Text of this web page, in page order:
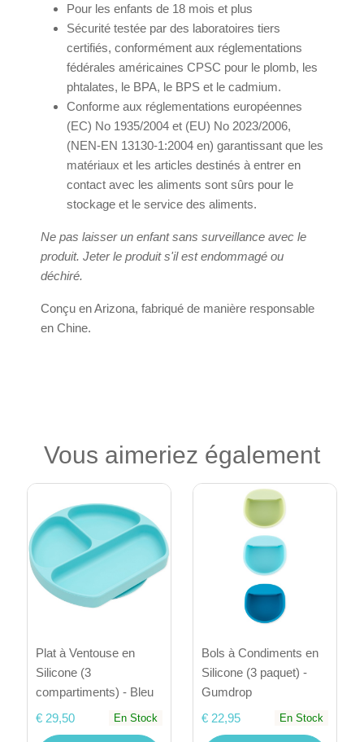
Pour les enfants de 18 mois et plus
Sécurité testée par des laboratoires tiers
certifiés, conformément aux réglementations
fédérales américaines CPSC pour le plomb, les
phtalates, le BPA, le BPS et le cadmium.
Conforme aux réglementations européennes
(EC) No 1935/2004 et (EU) No 2023/2006,
(NEN-EN 13130-1:2004 en) garantissant que les
matériaux et les articles destinés à entrer en
contact avec les aliments sont sûrs pour le
stockage et le service des aliments.
Ne pas laisser un enfant sans surveillance avec le
produit. Jeter le produit s'il est endommagé ou
déchiré.
Conçu en Arizona, fabriqué de manière responsable
en Chine.
Vous aimeriez également
Plat à Ventouse en
Silicone (3
compartiments) - Bleu
€ 29,50
En Stock
Bols à Condiments en
Silicone (3 paquet) -
Gumdrop
€ 22,95
En Stock